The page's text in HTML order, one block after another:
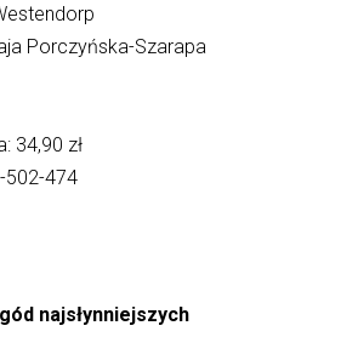
Porczyńska-Szarapa
34,90 zł
502-474
najsłynniejszych